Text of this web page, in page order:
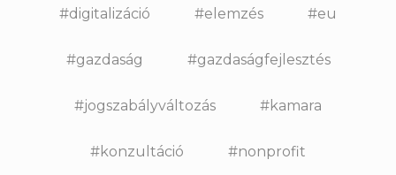
#digitalizáció #elemzés #eu
#gazdaság #gazdaságfejlesztés
#jogszabályváltozás #kamara
#konzultáció #nonprofit